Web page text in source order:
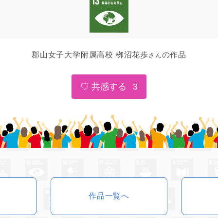
郡山女子大学附属高校 栁沼花歩さんの作品
3
作品一覧へ